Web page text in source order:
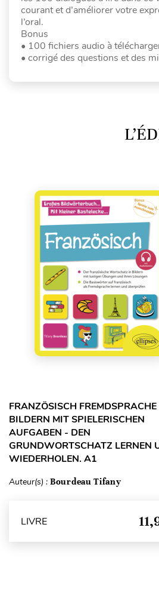
courant et d’améliorer votre
l’oral.
Bonus
• 100 fichiers audio à
• corrigé des questions et des
FRANZÖSISCH FREMDSPRACHE
BILDERN MIT SPIELERISCHEN
AUFGABEN - DEN
GRUNDWORTSCHATZ LERNEN
WIEDERHOLEN. A1
Auteur(s) : Bourdeau Tifany
LIVRE